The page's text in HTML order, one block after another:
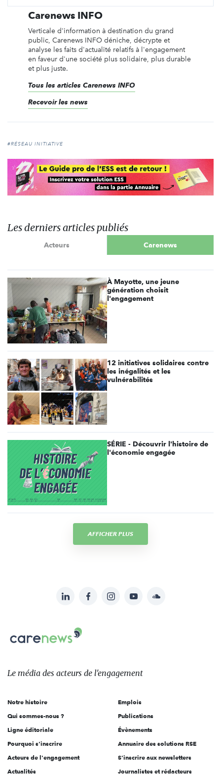
Carenews INFO
Verticale d'information à destination du grand
public, Carenews INFO déniche, décrypte et
analyse les faits d'actualité relatifs à l'engagement
en faveur d'une société plus solidaire, plus durable
et plus juste.
Tous les articles Carenews INFO
Recevoir les news
#RÉSEAU INITIATIVE
Les derniers articles publiés
Acteurs Carenews
À Mayotte, une jeune
génération choisit
l'engagement
12 initiatives solidaires contre
les inégalités et les
vulnérabilités
SÉRIE - Découvrir l'histoire de
l'économie engagée
AFFICHER PLUS
sur:
LinkedInFacebookInstagramYouTubeSoundcloud
Carenews,
Le
des
l'engagement
Le média des acteurs de l'engagement
Notre histoire
Qui sommes-nous ?
Ligne éditoriale
Pourquoi s'inscrire
Acteurs de l'engagement
Actualités
Emplois
Publications
Évènements
Annuaire des solutions RSE
S'inscrire aux newsletters
Journalistes et rédacteurs